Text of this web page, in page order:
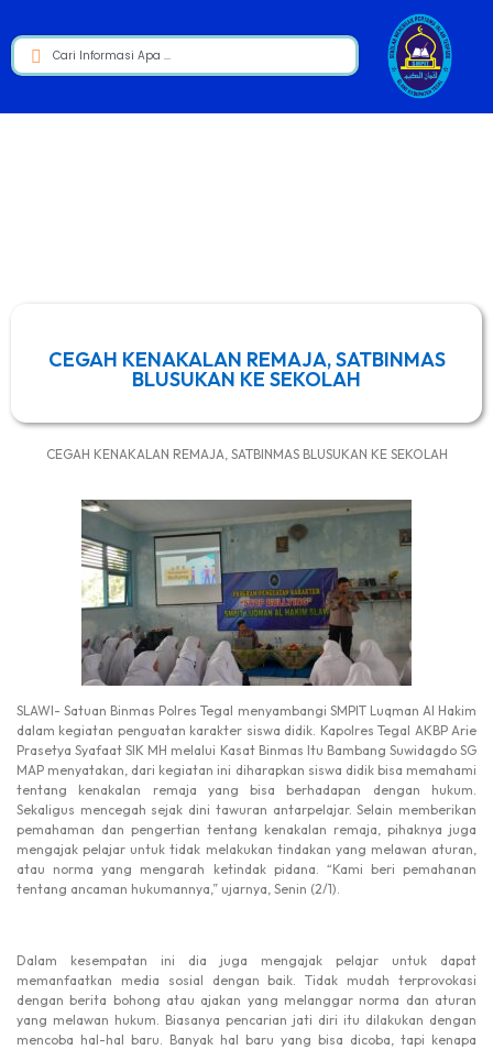
CEGAH KENAKALAN REMAJA, SATBINMAS
BLUSUKAN KE SEKOLAH
CEGAH KENAKALAN REMAJA, SATBINMAS BLUSUKAN KE SEKOLAH
SLAWI- Satuan Binmas Polres Tegal menyambangi SMPIT Luqman Al Hakim
dalam kegiatan penguatan karakter siswa didik. Kapolres Tegal AKBP Arie
Prasetya Syafaat SIK MH melalui Kasat Binmas Itu Bambang Suwidagdo SG
MAP menyatakan, dari kegiatan ini diharapkan siswa didik bisa memahami
tentang kenakalan remaja yang bisa berhadapan dengan hukum.
Sekaligus mencegah sejak dini tawuran antarpelajar. Selain memberikan
pemahaman dan pengertian tentang kenakalan remaja, pihaknya juga
mengajak pelajar untuk tidak melakukan tindakan yang melawan aturan,
atau norma yang mengarah ketindak pidana. “Kami beri pemahanan
tentang ancaman hukumannya,” ujarnya, Senin (2/1).
Dalam kesempatan ini dia juga mengajak pelajar untuk dapat
memanfaatkan media sosial dengan baik. Tidak mudah terprovokasi
dengan berita bohong atau ajakan yang melanggar norma dan aturan
yang melawan hukum. Biasanya pencarian jati diri itu dilakukan dengan
mencoba hal-hal baru. Banyak hal baru yang bisa dicoba, tapi kenapa